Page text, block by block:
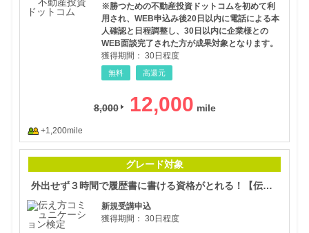
※勝つための不動産投資ドットコムを初めて利
用され、WEB申込み後20日以内に電話による本
人確認と日程調整し、30日以内に企業様との
WEB面談完了された方が成果対象となります。
獲得期間： 30日程度
無料 高還元
8,000 12,000
+1,200mile
グレード対象
外出せず３時間で履歴書に書ける資格がとれる！【伝え方コミュニケーション検定】
新規受講申込
獲得期間： 30日程度